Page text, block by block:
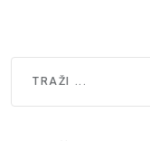
Type 2 or more